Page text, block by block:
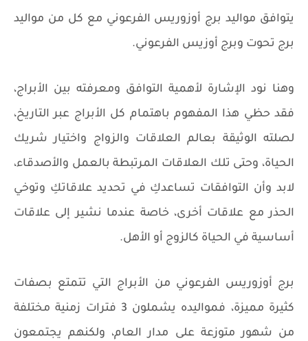
يتوافق مواليد برج أوزوريس الفرعوني مع كل من مواليد
برج تحوت وبرج أوزيس الفرعوني.
وهنا نود الإشارة لأهمية التوافق ومعرفته بين الأبراج،
فقد حظي هذا المفهوم باهتمام كل الأبراج عبر التاريخ،
لصلته الوثيقة بعالم العلاقات والزواج واختيار شريك
الحياة، وحتى تلك العلاقات المرتبطة بالعمل والأصدقاء،
لابد وأن التوافقات تساعدكِ في تحديد علاقاتكِ وتوخي
الحذر مع علاقات أخرى، خاصة عندما نشير إلى علاقات
أساسية في الحياة كالزوج أو الأهل.
برج أوزوريس الفرعوني من الأبراج التي تتمتع بصفات
كثيرة مميزة، فمواليده يشملون 3 فترات زمنية مختلفة
من شهور متوزعة على مدار العام، ولكنهم يجتمعون